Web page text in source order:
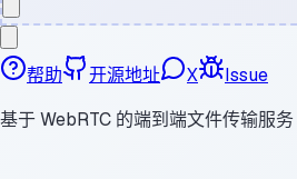
帮助 开源地址 X
Issue
基于 WebRTC 的端到端文件传输服务